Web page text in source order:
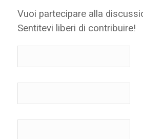
Vuoi partecipare alla
Sentitevi liberi di contribuire!